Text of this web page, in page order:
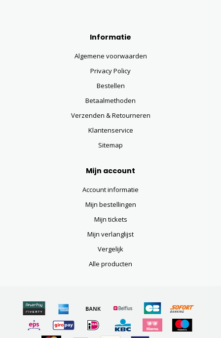
Informatie
Algemene voorwaarden
Privacy Policy
Bestellen
Betaalmethoden
Verzenden & Retourneren
Klantenservice
Sitemap
Mijn account
Account informatie
Mijn bestellingen
Mijn tickets
Mijn verlanglijst
Vergelijk
Alle producten